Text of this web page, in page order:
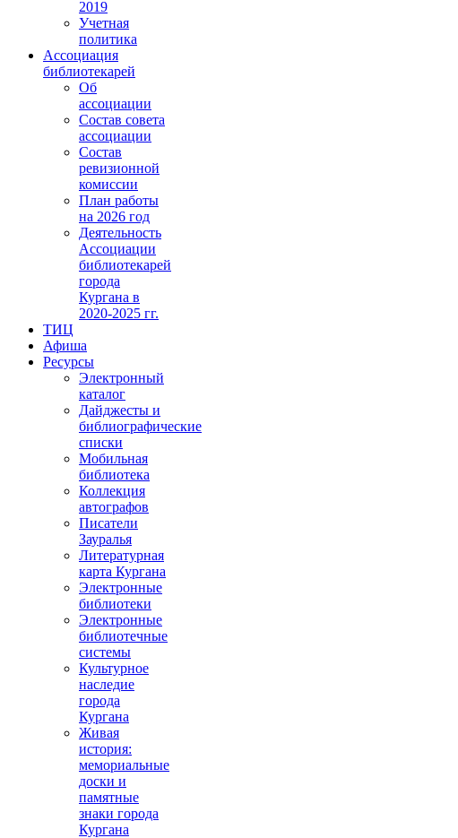
2019
Учетная
политика
Ассоциация
библиотекарей
Об
ассоциации
Состав совета
ассоциации
Состав
ревизионной
комиссии
План работы
на 2026 год
Деятельность
Ассоциации
библиотекарей
города
Кургана в
2020-2025 гг.
ТИЦ
Афиша
Ресурсы
Электронный
каталог
Дайджесты и
библиографические
списки
Мобильная
библиотека
Коллекция
автографов
Писатели
Зауралья
Литературная
карта Кургана
Электронные
библиотеки
Электронные
библиотечные
системы
Культурное
наследие
города
Кургана
Живая
история:
мемориальные
доски и
памятные
знаки города
Кургана